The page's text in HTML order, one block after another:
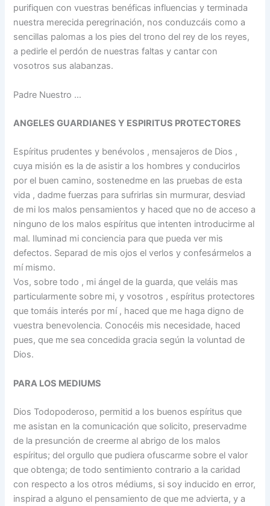
purifiquen con vuestras benéficas influencias y terminada
nuestra merecida peregrinación, nos conduzcáis como a
sencillas palomas a los pies del trono del rey de los reyes,
a pedirle el perdón de nuestras faltas y cantar con
vosotros sus alabanzas.
Padre Nuestro …
ANGELES GUARDIANES Y ESPIRITUS PROTECTORES
Espíritus prudentes y benévolos , mensajeros de Dios ,
cuya misión es la de asistir a los hombres y conducirlos
por el buen camino, sostenedme en las pruebas de esta
vida , dadme fuerzas para sufrirlas sin murmurar, desviad
de mi los malos pensamientos y haced que no de acceso a
ninguno de los malos espíritus que intenten introducirme al
mal. Iluminad mi conciencia para que pueda ver mis
defectos. Separad de mis ojos el verlos y confesármelos a
mí mismo.
Vos, sobre todo , mi ángel de la guarda, que veláis mas
particularmente sobre mi, y vosotros , espíritus protectores
que tomáis interés por mí , haced que me haga digno de
vuestra benevolencia. Conocéis mis necesidade, haced
pues, que me sea concedida gracia según la voluntad de
Dios.
PARA LOS MEDIUMS
Dios Todopoderoso, permitid a los buenos espíritus que
me asistan en la comunicación que solicito, preservadme
de la presunción de creerme al abrigo de los malos
espíritus; del orgullo que pudiera ofuscarme sobre el valor
que obtenga; de todo sentimiento contrario a la caridad
con respecto a los otros médiums, si soy inducido en error,
inspirad a alguno el pensamiento de que me advierta, y a